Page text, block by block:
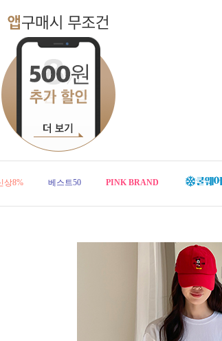
상8% 베스트50 PINK BRAND